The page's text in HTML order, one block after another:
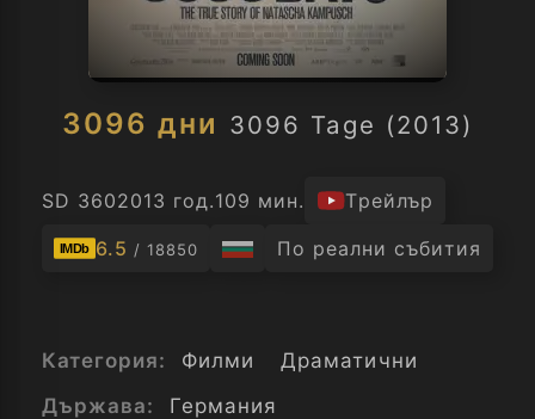
3096 дни 3096 Tage (2013)
SD 3602013 год.109 мин. Трейлър
IMDb 6.5 / 18850 По реални събития
Категория: Филми
Драматични
Държава:
Германия